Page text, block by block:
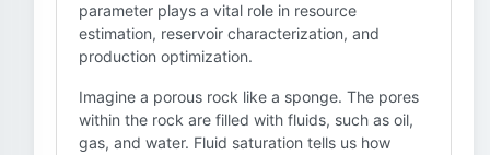
parameter plays a vital role in resource
estimation, reservoir characterization, and
production optimization.
Imagine a porous rock like a sponge. The pores
within the rock are filled with fluids, such as oil,
gas, and water. Fluid saturation tells us how